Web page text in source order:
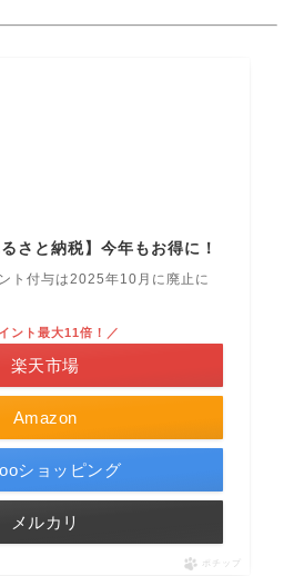
さと納税】今年もお得に！
ト付与は2025年10月に廃止に
Amazon
ント最大11倍！／
楽天市場
ショッピング
メルカリ
ポチップ